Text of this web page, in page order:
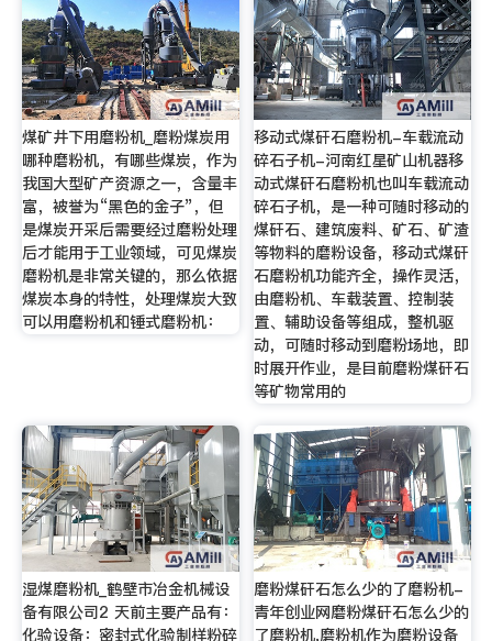
煤矿井下用磨粉机_磨粉煤炭用
哪种磨粉机，有哪些煤炭，作为
我国大型矿产资源之一，含量丰
富，被誉为“黑色的金子”，但
是煤炭开采后需要经过磨粉处理
后才能用于工业领域，可见煤炭
磨粉机是非常关键的，那么依据
煤炭本身的特性，处理煤炭大致
可以用磨粉机和锤式磨粉机：
移动式煤矸石磨粉机-车载流动
碎石子机-河南红星矿山机器移
动式煤矸石磨粉机也叫车载流动
碎石子机，是一种可随时移动的
煤矸石、建筑废料、矿石、矿渣
等物料的磨粉设备，移动式煤矸
石磨粉机功能齐全，操作灵活，
由磨粉机、车载装置、控制装
置、辅助设备等组成，整机驱
动，可随时移动到磨粉场地，即
时展开作业，是目前磨粉煤矸石
等矿物常用的
湿煤磨粉机_鹤壁市冶金机械设
备有限公司2 天前主要产品有：
化验设备：密封式化验制样粉碎
磨粉煤矸石怎么少的了磨粉机-
青年创业网磨粉煤矸石怎么少的
了磨粉机,磨粉机作为磨粉设备